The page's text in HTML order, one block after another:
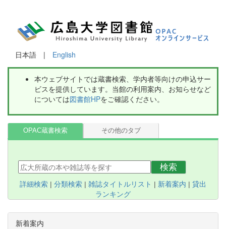
日本語 | English
本ウェブサイトでは蔵書検索、学内者等向けの申込サー
ビスを提供しています。当館の利用案内、お知らせなど
については図書館HPをご確認ください。
OPAC蔵書検索 その他のタブ
検索
詳細検索 | 分類検索 | 雑誌タイトルリスト | 新着案内 | 貸出
ランキング
新着案内